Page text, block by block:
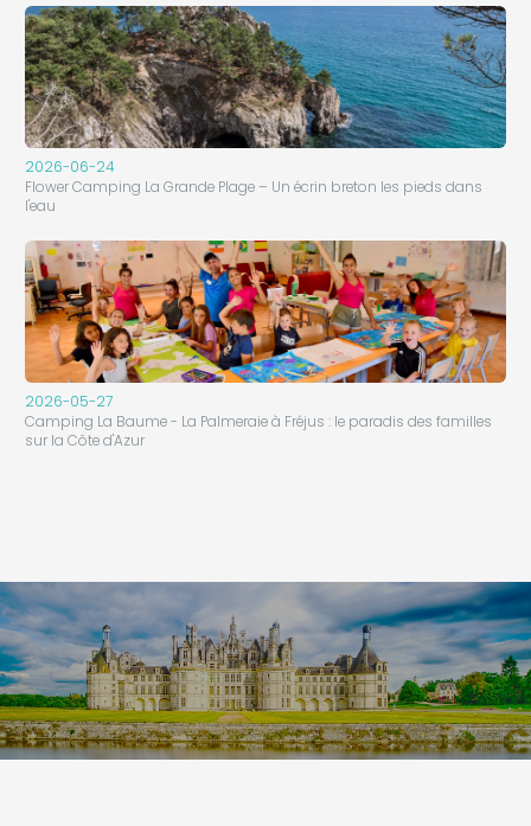
2026-06-24
Flower Camping La Grande Plage – Un écrin breton les pieds dans
l'eau
2026-05-27
Camping La Baume - La Palmeraie à Fréjus : le paradis des familles
sur la Côte d'Azur